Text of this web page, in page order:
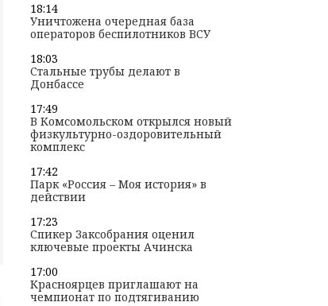
18:14
Уничтожена очередная база
операторов беспилотников ВСУ
18:03
Стальные трубы делают в
Донбассе
17:49
В Комсомольском открылся новый
физкультурно-оздоровительный
комплекс
17:42
Парк «Россия – Моя история» в
действии
17:23
Спикер Заксобрания оценил
ключевые проекты Ачинска
17:00
Красноярцев приглашают на
чемпионат по подтягиванию